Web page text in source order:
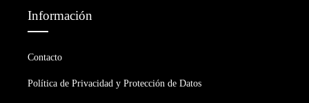
Información
Contacto
Política de Privacidad y Protección de Datos